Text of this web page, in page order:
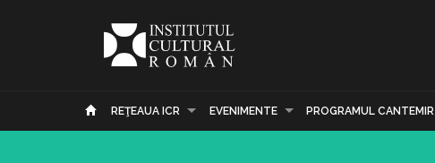
REŢEAUA ICR EVENIMENTE PROGRAMUL CANTEMIR